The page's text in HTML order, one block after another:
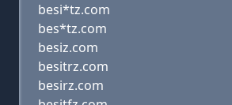
besi*tz.com
bes*tz.com
besiz.com
besitrz.com
besirz.com